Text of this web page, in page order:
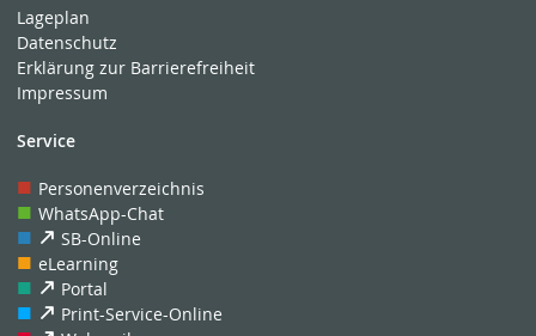
Lageplan
Datenschutz
Erklärung zur Barrierefreiheit
Impressum
Service
Personenverzeichnis
WhatsApp-Chat
SB-Online
eLearning
Portal
Print-Service-Online